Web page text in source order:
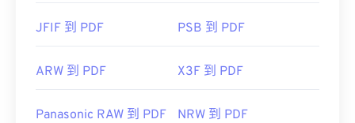
JFIF 到 PDF PSB 到 PDF
ARW 到 PDF X3F 到 PDF
Panasonic RAW 到 PDF NRW 到 PDF